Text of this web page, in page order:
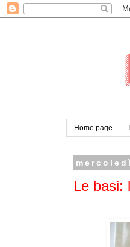
Home page
Le basi: